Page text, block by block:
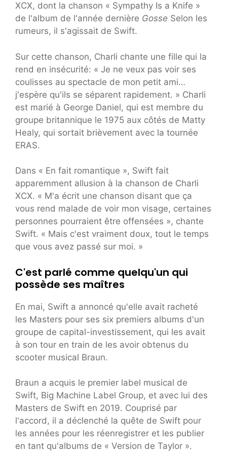
XCX, dont la chanson « Sympathy Is a Knife »
de l'album de l'année dernière Gosse Selon les
rumeurs, il s'agissait de Swift.
Sur cette chanson, Charli chante une fille qui la
rend en insécurité: « Je ne veux pas voir ses
coulisses au spectacle de mon petit ami…
j'espère qu'ils se séparent rapidement. » Charli
est marié à George Daniel, qui est membre du
groupe britannique le 1975 aux côtés de Matty
Healy, qui sortait brièvement avec la tournée
ERAS.
Dans « En fait romantique », Swift fait
apparemment allusion à la chanson de Charli
XCX. « M'a écrit une chanson disant que ça
vous rend malade de voir mon visage, certaines
personnes pourraient être offensées », chante
Swift. « Mais c'est vraiment doux, tout le temps
que vous avez passé sur moi. »
C'est parlé comme quelqu'un qui
possède ses maîtres
En mai, Swift a annoncé qu'elle avait racheté
les Masters pour ses six premiers albums d'un
groupe de capital-investissement, qui les avait
à son tour en train de les avoir obtenus du
scooter musical Braun.
Braun a acquis le premier label musical de
Swift, Big Machine Label Group, et avec lui des
Masters de Swift en 2019. Couprisé par
l'accord, il a déclenché la quête de Swift pour
les années pour les réenregistrer et les publier
en tant qu'albums de « Version de Taylor ».